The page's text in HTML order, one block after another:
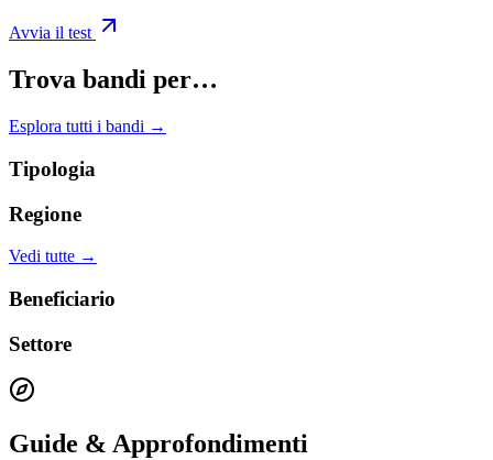
Avvia il test
Trova bandi per…
Esplora tutti i bandi →
Tipologia
Regione
Vedi tutte →
Beneficiario
Settore
Guide & Approfondimenti